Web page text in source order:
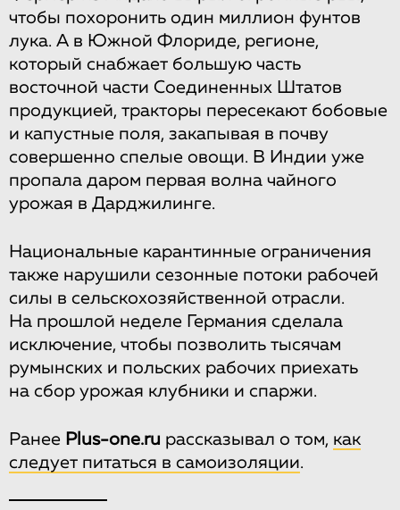
чтобы похоронить один миллион фунтов
лука. А в Южной Флориде, регионе,
который снабжает большую часть
восточной части Соединенных Штатов
продукцией, тракторы пересекают бобовые
и капустные поля, закапывая в почву
совершенно спелые овощи. В Индии уже
пропала даром первая волна чайного
урожая в Дарджилинге.
Национальные карантинные ограничения
также нарушили сезонные потоки рабочей
силы в сельскохозяйственной отрасли.
На прошлой неделе Германия сделала
исключение, чтобы позволить тысячам
румынских и польских рабочих приехать
на сбор урожая клубники и спаржи.
Ранее Plus-one.ru рассказывал о том, как
следует питаться в самоизоляции.